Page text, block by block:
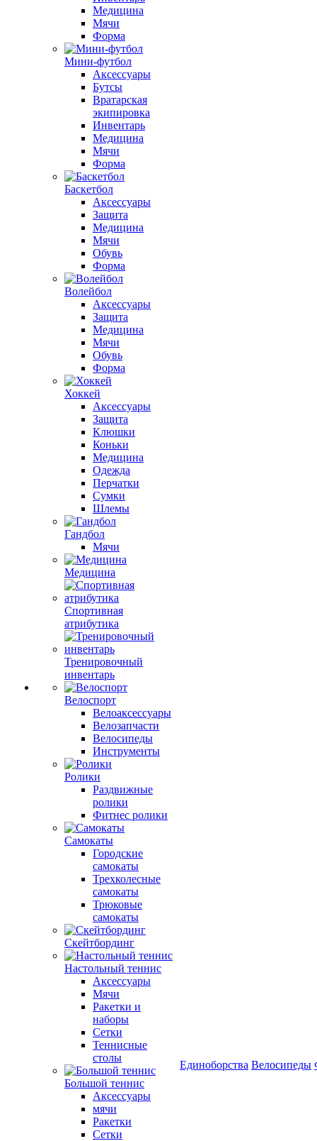
Медицина
Мячи
Форма
Мини-футбол
Аксессуары
Бутсы
Вратарская
экипировка
Инвентарь
Медицина
Мячи
Форма
Баскетбол
Аксессуары
Защита
Медицина
Мячи
Обувь
Форма
Волейбол
Аксессуары
Защита
Медицина
Мячи
Обувь
Форма
Хоккей
Аксессуары
Защита
Клюшки
Коньки
Медицина
Одежда
Перчатки
Сумки
Шлемы
Гандбол
Мячи
Медицина
Спортивная
атрибутика
Тренировочный
инвентарь
Велоспорт
Велоаксессуары
Велозапчасти
Велосипеды
Инструменты
Ролики
Раздвижные
ролики
Фитнес ролики
Самокаты
Городские
самокаты
Трехколесные
самокаты
Трюковые
самокаты
Скейтбординг
Настольный теннис
Аксессуары
Мячи
Ракетки и
наборы
Сетки
Теннисные
столы
Большой теннис
Аксессуары
мячи
Ракетки
Сетки
Единоборства Велосипеды